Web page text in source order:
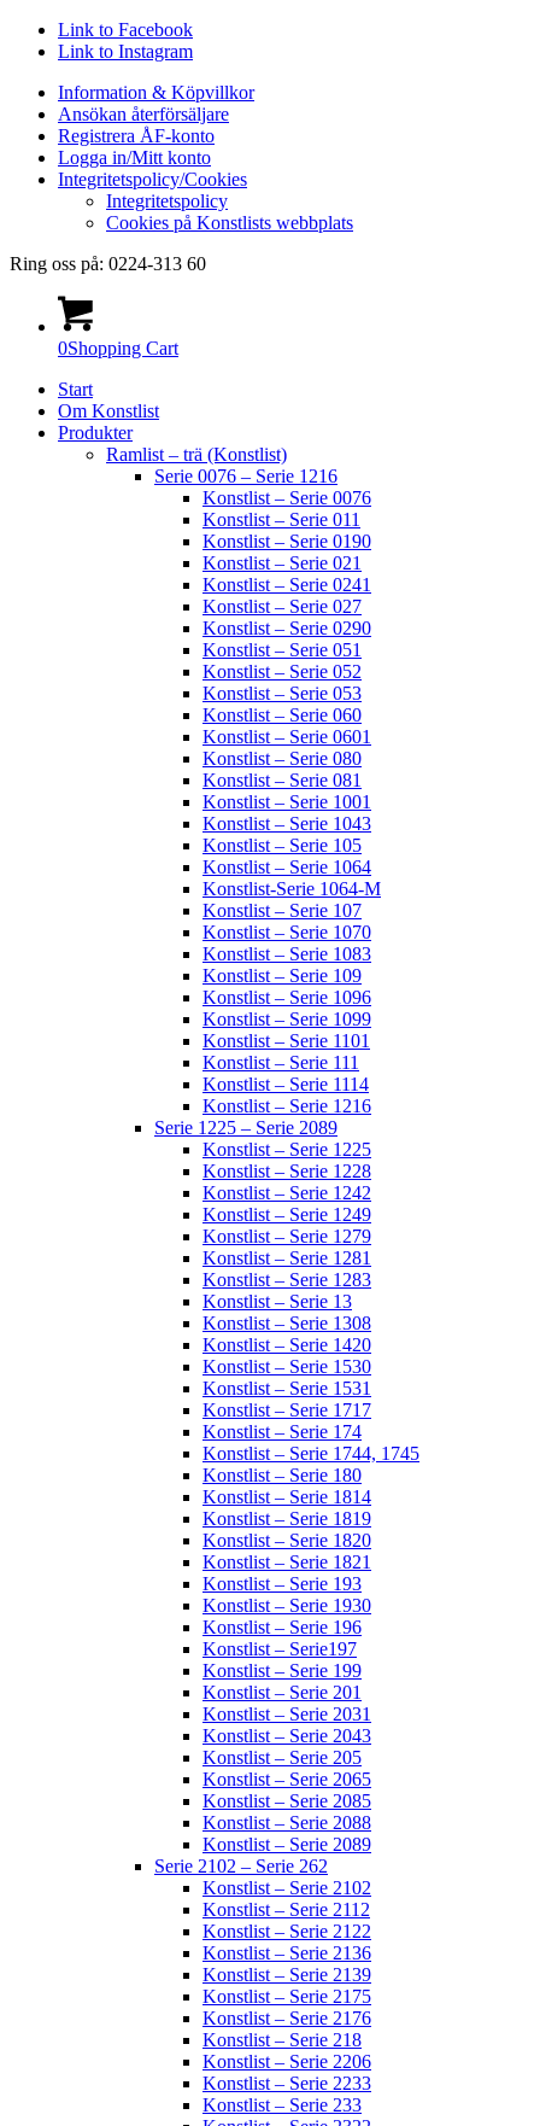
Link to Facebook
Link to Instagram
Information & Köpvillkor
Ansökan återförsäljare
Registrera ÅF-konto
Logga in/Mitt konto
Integritetspolicy/Cookies
Integritetspolicy
Cookies på Konstlists webbplats
Ring oss på: 0224-313 60
0Shopping Cart
Start
Om Konstlist
Produkter
Ramlist – trä (Konstlist)
Serie 0076 – Serie 1216
Konstlist – Serie 0076
Konstlist – Serie 011
Konstlist – Serie 0190
Konstlist – Serie 021
Konstlist – Serie 0241
Konstlist – Serie 027
Konstlist – Serie 0290
Konstlist – Serie 051
Konstlist – Serie 052
Konstlist – Serie 053
Konstlist – Serie 060
Konstlist – Serie 0601
Konstlist – Serie 080
Konstlist – Serie 081
Konstlist – Serie 1001
Konstlist – Serie 1043
Konstlist – Serie 105
Konstlist – Serie 1064
Konstlist-Serie 1064-M
Konstlist – Serie 107
Konstlist – Serie 1070
Konstlist – Serie 1083
Konstlist – Serie 109
Konstlist – Serie 1096
Konstlist – Serie 1099
Konstlist – Serie 1101
Konstlist – Serie 111
Konstlist – Serie 1114
Konstlist – Serie 1216
Serie 1225 – Serie 2089
Konstlist – Serie 1225
Konstlist – Serie 1228
Konstlist – Serie 1242
Konstlist – Serie 1249
Konstlist – Serie 1279
Konstlist – Serie 1281
Konstlist – Serie 1283
Konstlist – Serie 13
Konstlist – Serie 1308
Konstlist – Serie 1420
Konstlist – Serie 1530
Konstlist – Serie 1531
Konstlist – Serie 1717
Konstlist – Serie 174
Konstlist – Serie 1744, 1745
Konstlist – Serie 180
Konstlist – Serie 1814
Konstlist – Serie 1819
Konstlist – Serie 1820
Konstlist – Serie 1821
Konstlist – Serie 193
Konstlist – Serie 1930
Konstlist – Serie 196
Konstlist – Serie197
Konstlist – Serie 199
Konstlist – Serie 201
Konstlist – Serie 2031
Konstlist – Serie 2043
Konstlist – Serie 205
Konstlist – Serie 2065
Konstlist – Serie 2085
Konstlist – Serie 2088
Konstlist – Serie 2089
Serie 2102 – Serie 262
Konstlist – Serie 2102
Konstlist – Serie 2112
Konstlist – Serie 2122
Konstlist – Serie 2136
Konstlist – Serie 2139
Konstlist – Serie 2175
Konstlist – Serie 2176
Konstlist – Serie 218
Konstlist – Serie 2206
Konstlist – Serie 2233
Konstlist – Serie 233